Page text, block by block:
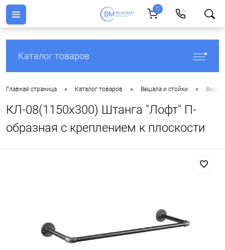
Каталог товаров
Главная страница • Каталог товаров • Вешала и стойки •
КЛ-08(1150х300) Штанга "Лофт" П-
образная с креплением к плоскости
0